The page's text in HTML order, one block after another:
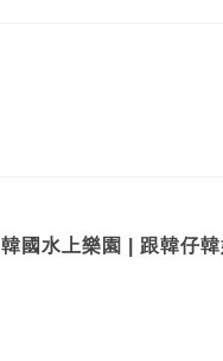
韓國水上樂園 | 跟韓仔